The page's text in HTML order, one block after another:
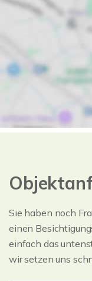
Sie haben noch
einen
einfach das
wir setzen uns